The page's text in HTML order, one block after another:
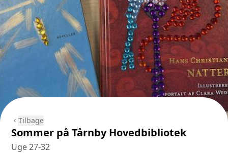
chevron_left Tilbage
Sommer på Tårnby Hovedbibliotek
Uge 27-32